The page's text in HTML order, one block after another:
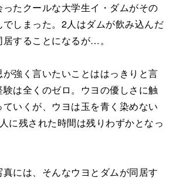
たクールな大学生イ・ダムがその
しまった。2人はダムが飲み込んだ
することになるが…。
強く言いたいことははっきりと言
は全くのゼロ。ウヨの優しさに触
いくが、ウヨは玉を青く染めない
に残された時間は残りわずかとなっ
には、そんなウヨとダムが同居す